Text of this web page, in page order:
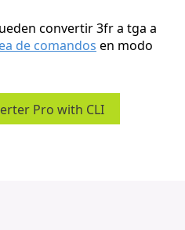
convertir 3fr a tga a
de comandos en modo
Pro with CLI